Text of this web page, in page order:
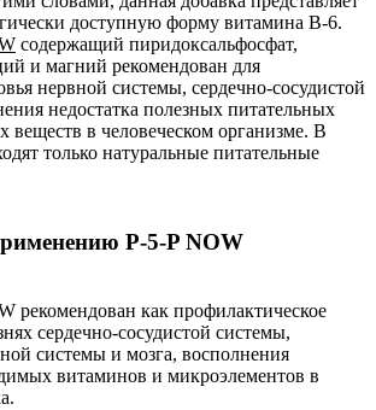
доступную форму витамина В-6.
содержащий пиридоксальфосфат,
и магний рекомендован для
нервной системы, сердечно-сосудистой
недостатка полезных питательных
веществ в человеческом организме. В
только натуральные питательные
P-5-P NOW
рекомендован как профилактическое
сердечно-сосудистой системы,
системы и мозга, восполнения
витаминов и микроэлементов в